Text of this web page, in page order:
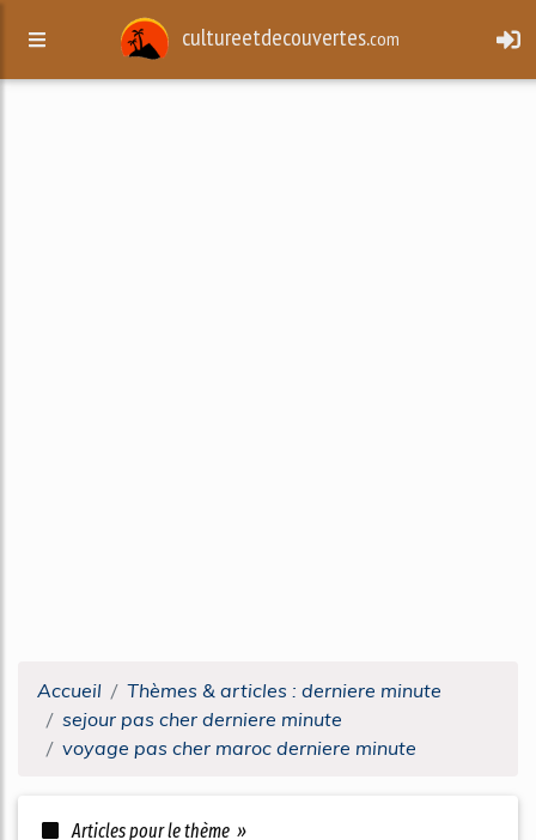
cultureetdecouvertes.com
Accueil
Thèmes & articles : derniere minute
sejour pas cher derniere minute
voyage pas cher maroc derniere minute
Articles pour le thème »